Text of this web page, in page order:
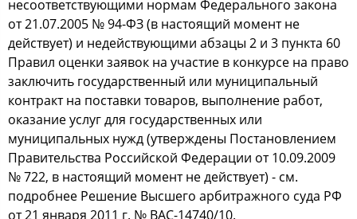
несоответствующими нормам Федерального закона
от 21.07.2005 № 94-ФЗ (в настоящий момент не
действует) и недействующими абзацы 2 и 3 пункта 60
Правил оценки заявок на участие в конкурсе на право
заключить государственный или муниципальный
контракт на поставки товаров, выполнение работ,
оказание услуг для государственных или
муниципальных нужд (утверждены Постановлением
Правительства Российской Федерации от 10.09.2009
№ 722, в настоящий момент не действует) - см.
подробнее Решение Высшего арбитражного суда РФ
от 21 января 2011 г. № ВАС-14740/10.